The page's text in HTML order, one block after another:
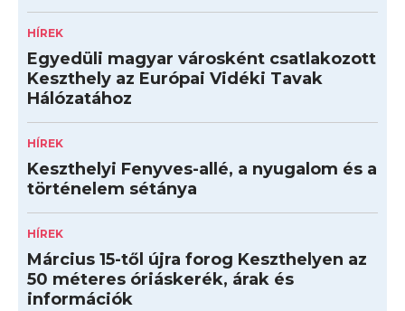
HÍREK
Egyedüli magyar városként csatlakozott
Keszthely az Európai Vidéki Tavak
Hálózatához
HÍREK
Keszthelyi Fenyves-allé, a nyugalom és a
történelem sétánya
HÍREK
Március 15-től újra forog Keszthelyen az
50 méteres óriáskerék, árak és
információk